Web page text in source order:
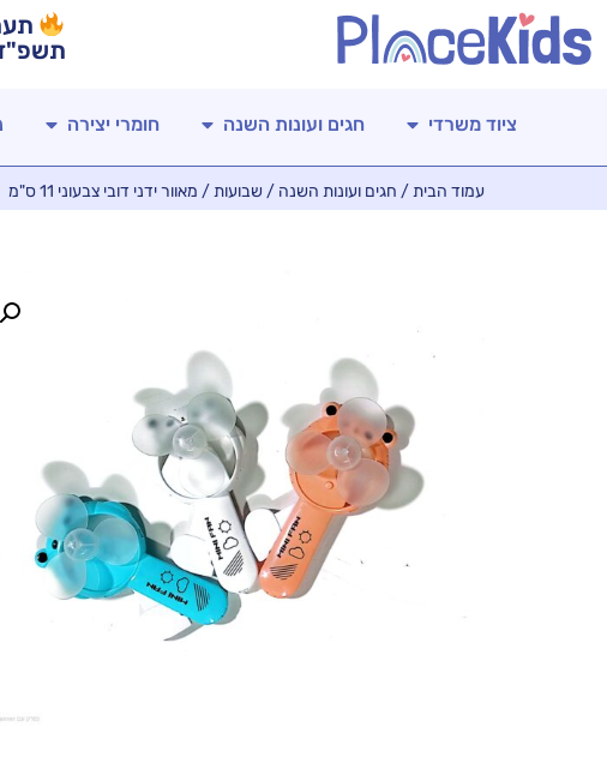
תשפ"ז |
ציוד משרדי חגים ועונות השנה חומרי יצירה
עמוד הבית/ חגים ועונות השנה / שבועות/ מאוור ידני דובי צבעוני 11 ס"מ